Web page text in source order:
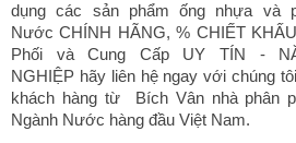
dụng các sản phẩm ống nhựa và
Nước CHÍNH HÃNG, % CHIẾT
Phối và Cung Cấp UY TÍN -
NGHIỆP hãy liên hệ ngay với chúng
khách hàng từ Bích Vân nhà phân
Ngành Nước hàng đầu Việt Nam.